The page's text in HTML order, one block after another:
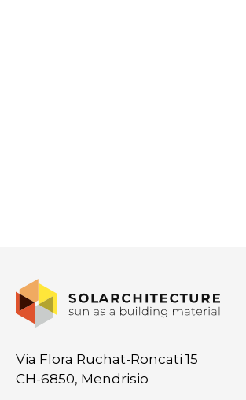
Via Flora Ruchat-Roncati 15
CH-6850, Mendrisio